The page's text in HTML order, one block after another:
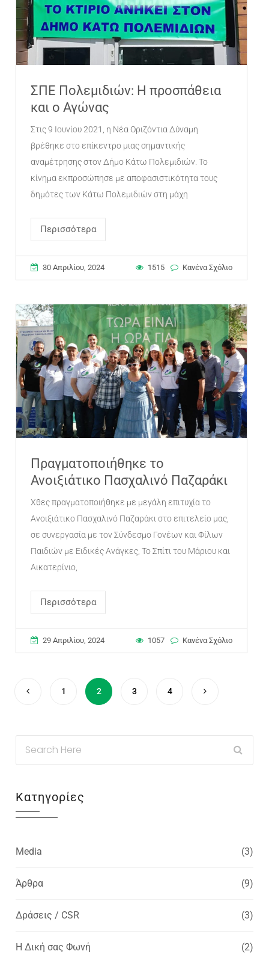
ΣΠΕ Πολεμιδιών: Η προσπάθεια
και ο Αγώνας
Στις 9 Ιουνίου 2021, η Νέα Οριζόντια Δύναμη
βρέθηκε στο επίκεντρο μιας σημαντικής
αναμέτρησης στον Δήμο Κάτω Πολεμιδιών. Το
κίνημα εκπροσώπησε με αποφασιστικότητα τους
δημότες των Κάτω Πολεμιδιών στη μάχη
Περισσότερα
30 Απριλίου, 2024 1515 Κανένα Σχόλιο
Πραγματοποιήθηκε το
Ανοιξιάτικο Πασχαλινό Παζαράκι
Χθες πραγματοποιήθηκε με μεγάλη επιτυχία το
Ανοιξιάτικο Πασχαλινό Παζαράκι στο επιτελείο μας,
σε συνεργασία με τον Σύνδεσμο Γονέων και Φίλων
Παιδιών με Ειδικές Ανάγκες, Το Σπίτι του Μάριου και
Αικατερίνιο,
Περισσότερα
29 Απριλίου, 2024 1057 Κανένα Σχόλιο
1 2 3 4
Κατηγορίες
Media (3)
Άρθρα (9)
Δράσεις / CSR (3)
Η Δική σας Φωνή (2)